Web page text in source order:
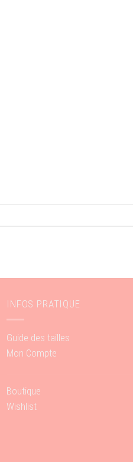
INFOS PRATIQUE
Guide des tailles
Mon Compte
Boutique
Wishlist